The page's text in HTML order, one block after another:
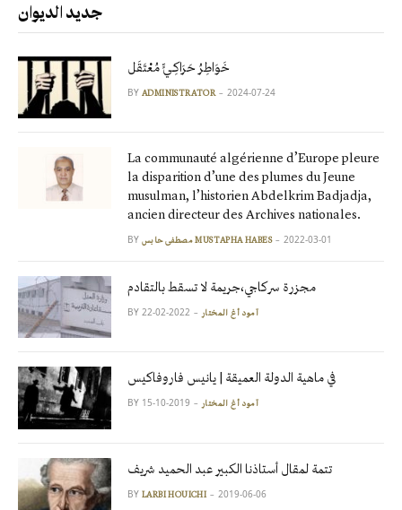
جديد الديوان
خَوَاطِرُ حَرَاكِـيٍّ مُعْتَقَل
BY ADMINISTRATOR 2024-07-24
La communauté algérienne d’Europe pleure
la disparition d’une des plumes du Jeune
musulman, l’historien Abdelkrim Badjadja,
ancien directeur des Archives nationales.
BY مصطفى حابس MUSTAPHA HABES 2022-03-01
مجزرة سركاجي،جريمة لا تسقط بالتقادم
BY آمود أغ المختار 2022-02-22
في ماهية الدولة العميقة | يانيس فاروفاكيس
BY آمود أغ المختار 2019-10-15
تتمة لمقال أستاذنا الكبير عبد الحميد شريف
BY LARBI HOUICHI 2019-06-06